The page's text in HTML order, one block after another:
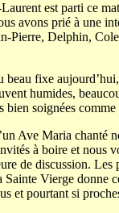
est parti ce
avons prié à une
Pierre, Delphin,
beau fixe
humides,
bien soignées
Ave Maria chanté
à boire et nous
de discussion. Les
Sainte Vierge donne
et pourtant si